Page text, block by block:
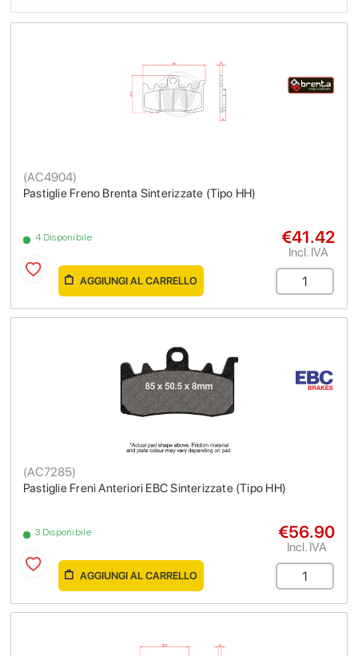
Pastiglie Freno Brenta Sinterizzate (Tipo HH)
(AC4904)
4 Disponibile €41.42
Incl. IVA
AGGIUNGI AL CARRELLO
Pastiglie Freni Anteriori EBC Sinterizzate (Tipo HH)
(AC7285)
3 Disponibile €56.90
Incl. IVA
AGGIUNGI AL CARRELLO